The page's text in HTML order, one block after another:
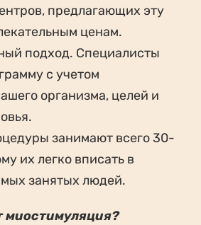
предлагающих эту
ценам.
подход. Специалисты
с учетом
организма, целей и
занимают всего 30-
их легко вписать в
занятых людей.
миостимуляция?